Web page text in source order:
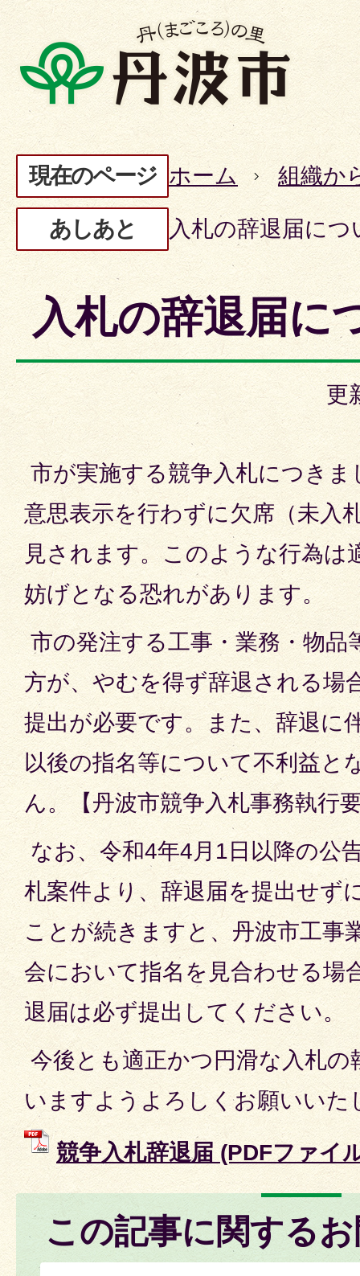
現在のページ ホーム 組織か
あしあと 入札の辞退届につ
入札の辞退届に
更
市が実施する競争入札につきま
意思表示を行わずに欠席（未入
見されます。このような行為は
妨げとなる恐れがあります。
市の発注する工事・業務・物品
方が、やむを得ず辞退される場
提出が必要です。また、辞退に
以後の指名等について不利益と
ん。【丹波市競争入札事務執行
なお、令和4年4月1日以降の公
札案件より、辞退届を提出せず
ことが続きますと、丹波市工事
会において指名を見合わせる場
退届は必ず提出してください。
今後とも適正かつ円滑な入札の
いますようよろしくお願いいた
競争入札辞退届 (PDFファイ
この記事に関する